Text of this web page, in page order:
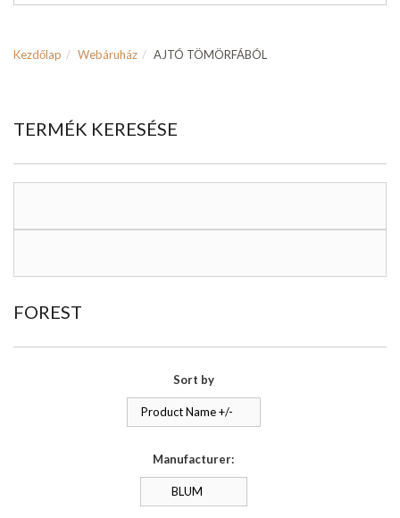
Kezdőlap Webáruház AJTÓ TÖMÖRFÁBÓL
TERMÉK KERESÉSE
FOREST
Sort by
Product Name +/-
Manufacturer:
BLUM